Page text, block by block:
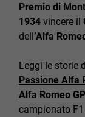
Premio di
1934 vincere il
dell’Alfa
Leggi le storie
Passione Alfa
Alfa Romeo
campionato F1